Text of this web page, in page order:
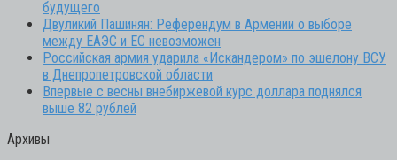
будущего
Двуликий Пашинян: Референдум в Армении о выборе
между ЕАЭС и ЕС невозможен
Российская армия ударила «Искандером» по эшелону ВСУ
в Днепропетровской области
Впервые с весны внебиржевой курс доллара поднялся
выше 82 рублей
Архивы